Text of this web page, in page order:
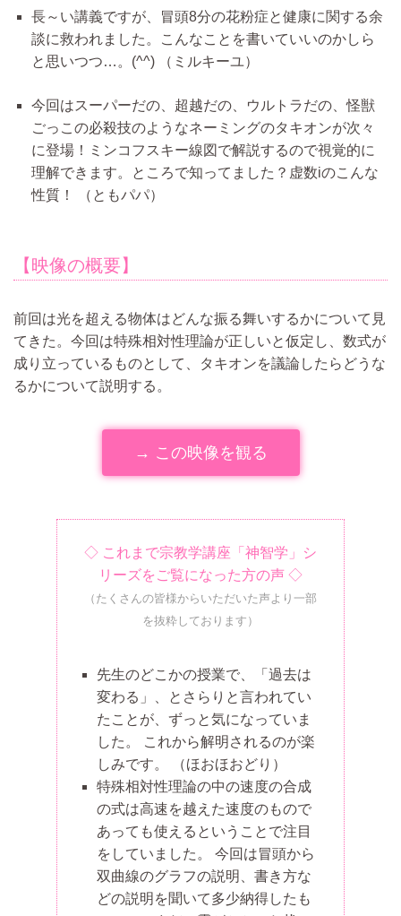
長～い講義ですが、冒頭8分の花粉症と健康に関する余
談に救われました。こんなことを書いていいのかしら
と思いつつ…。(^^)
（ミルキーユ）
今回はスーパーだの、超越だの、ウルトラだの、怪獣
ごっこの必殺技のようなネーミングのタキオンが次々
に登場！ミンコフスキー線図で解説するので視覚的に
理解できます。ところで知ってました？虚数iのこんな
性質！
（ともパパ）
【映像の概要】
前回は光を超える物体はどんな振る舞いするかについて見
てきた。今回は特殊相対性理論が正しいと仮定し、数式が
成り立っているものとして、タキオンを議論したらどうな
るかについて説明する。
→ この映像を観る
◇ これまで宗教学講座「神智学」シ
リーズをご覧になった方の声 ◇
（たくさんの皆様からいただいた声より一部
を抜粋しております）
先生のどこかの授業で、「過去は
変わる」、とさらりと言われてい
たことが、ずっと気になっていま
した。 これから解明されるのが楽
しみです。
（ほおほおどり）
特殊相対性理論の中の速度の合成
の式は高速を越えた速度のもので
あっても使えるということで注目
をしていました。 今回は冒頭から
双曲線のグラフの説明、書き方な
どの説明を聞いて多少納得したも